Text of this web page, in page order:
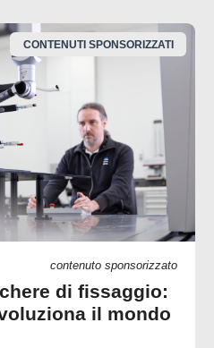
CONTENUTI SPONSORIZZATI
contenuto sponsorizzato
di fissaggio:
il mondo